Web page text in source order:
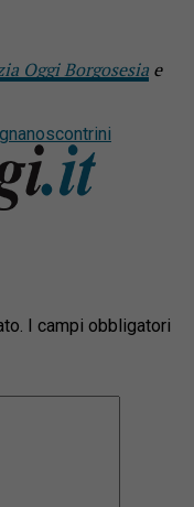
Oggi Borgosesia e
scontrini
I campi obbligatori